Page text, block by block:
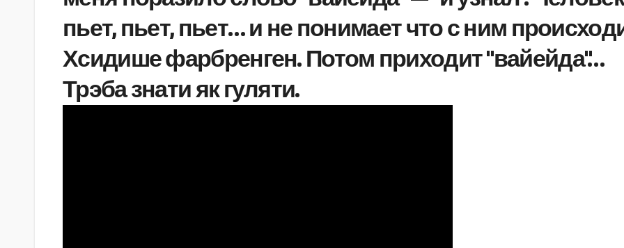
пьет, пьет, пьет… и не понимает что с ним
Хсидише фарбренген. Потом приходит "вайейда"…
Трэба знати як гуляти.